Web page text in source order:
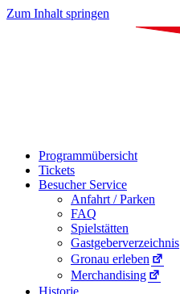
Zum Inhalt springen
Programmübersicht
Tickets
Besucher Service
Anfahrt / Parken
FAQ
Spielstätten
Gastgeberverzeichnis
Gronau erleben
Merchandising
Historie